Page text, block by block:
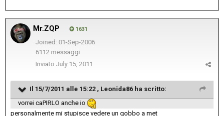
Mr.ZQP 1631
Joined: 01-Sep-2006
6112 messaggi
Inviato July 15, 2011
Il 15/7/2011 alle 15:22 , Leonida86 ha scritto:
vorrei caPIRLO anche io
personalmente mi stupisce vedere un gobbo a met